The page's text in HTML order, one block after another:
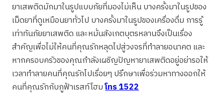
ยาเสพติดมักมาในรูปแบบภัยที่มองไม่เห็น บางครั้งมาในรูปของ
เม็ดยาที่ดูเหมือนยาทั่วไป บางครั้งมาในรูปของเครื่องดื่ม การรู้
เท่าทันภัยยาเสพติด และหมั่นสังเกตบุตรหลานจึงเป็นเรื่อง
สำคัญเพื่อไม่ให้คนที่คุณรักหลุดไปสู่วงจรที่ทำลายอนาคต และ
หากครอบครัวของคุณกำลังเผชิญปัญหายาเสพติดอยู่อย่ารอให้
เวลาทำลายคนที่คุณรักไปเรื่อยๆ ปรึกษาเพื่อร่วมหาทางออกให้
คนที่คุณรักกับภูฟ้าเรสท์โฮมโทร 1522